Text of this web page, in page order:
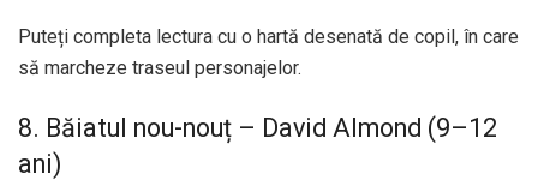
Puteți completa lectura cu o hartă desenată de copil, în care
să marcheze traseul personajelor.
8. Băiatul nou-nouț – David Almond (9–12
ani)